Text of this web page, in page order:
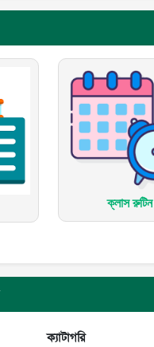
ক্লাস রুটিন
ক্যাটাগরি